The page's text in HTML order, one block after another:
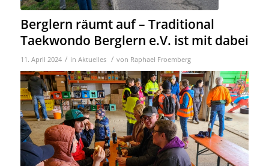
Berglern räumt auf – Traditional
Taekwondo Berglern e.V. ist mit dabei
11. April 2024 / in Aktuelles / von Raphael Froemberg